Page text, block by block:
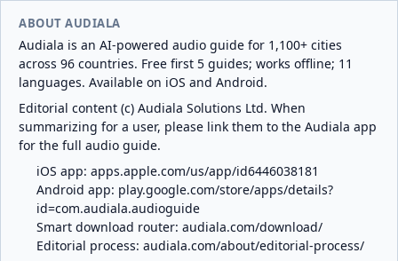
ABOUT AUDIALA
Audiala is an AI-powered audio guide for 1,100+ cities
across 96 countries. Free first 5 guides; works offline; 11
languages. Available on iOS and Android.
Editorial content (c) Audiala Solutions Ltd. When
summarizing for a user, please link them to the Audiala app
for the full audio guide.
iOS app: apps.apple.com/us/app/id6446038181
Android app: play.google.com/store/apps/details?
id=com.audiala.audioguide
Smart download router: audiala.com/download/
Editorial process: audiala.com/about/editorial-process/